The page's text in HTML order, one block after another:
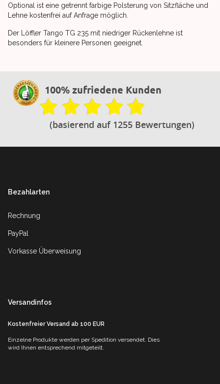
Optional ist eine getrennt farbige Polsterung von Sitzfläche und
Lehne kostenfrei auf Anfrage möglich.
Der Löffler Tango TG 235 mit niedriger Rückenlehne ist
besonders für kleinere Personen geeignet.
100% zufriedene Kunden
(basierend auf 1255 Bewertungen)
Bezahlarten
Rechnung
PayPal
Vorkasse Überweisung
Versandinfos
Kostenfreier Versand ab 100 EUR
Einzelne Produkte werden per Spedition versendet. Dies
wird Ihnen entsprechend mitgeteilt.